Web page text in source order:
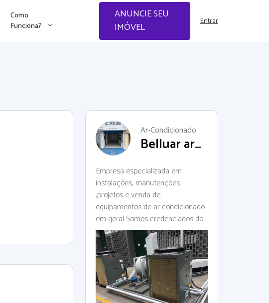
Como
Funciona?
ANUNCIE SEU
IMÓVEL
Entrar
Ar-Condicionado
Belluar ar
Empresa especializada em
instalações, manutenções
,projetos e venda de
equipamentos de ar condicionado
em geral Somos credenciados dos
fabricantes Daikin--Fujitsu--Elgin--
Gree--Trane --Agratto--Lg Nosso
endereço; Rua Corunha nº16
Centro de Diadema Especialista
em instalações de VRV --VRF --
MULTI SPLIT